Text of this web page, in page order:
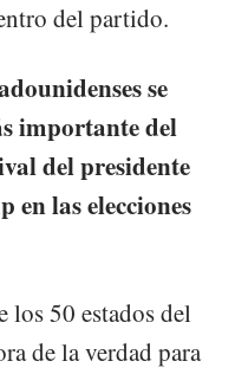
del partido.
se
importante del
del presidente
las elecciones
los 50 estados del
de la verdad para